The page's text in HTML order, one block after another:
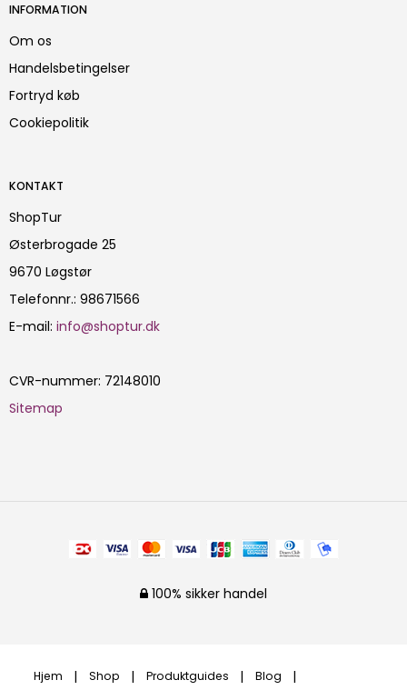
INFORMATION
Om os
Handelsbetingelser
Fortryd køb
Cookiepolitik
KONTAKT
ShopTur
Østerbrogade 25
9670 Løgstør
Telefonnr.: 98671566
E-mail: info@shoptur.dk
CVR-nummer: 72148010
Sitemap
100% sikker handel
Hjem Shop Produktguides Blog